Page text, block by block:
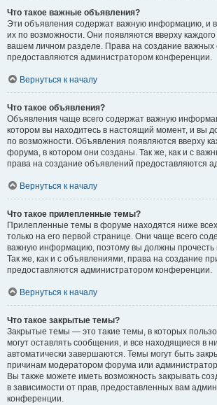
Что такое важные объявления?
Эти объявления содержат важную информацию, и
их по возможности. Они появляются вверху
вашем личном разделе. Права на создание важных
предоставляются администратором конференции.
Вернуться к началу
Что такое объявления?
Объявления чаще всего содержат важную
котором вы находитесь в настоящий момент, и вы
по возможности. Объявления появляются вверху
форума, в котором они созданы. Так же, как и с
права на создание объявлений предоставляются
Вернуться к началу
Что такое прилепленные темы?
Прилепленные темы в форуме находятся ниже
только на его первой странице. Они чаще всего
важную информацию, поэтому вы должны прочесть
Так же, как и с объявлениями, права на создание
предоставляются администратором конференции.
Вернуться к началу
Что такое закрытые темы?
Закрытые темы — это такие темы, в которых
могут оставлять сообщения, и все находящиеся в
автоматически завершаются. Темы могут быть
причинам модератором форума или
Вы также можете иметь возможность закрывать
в зависимости от прав, предоставленных вам
конференции.